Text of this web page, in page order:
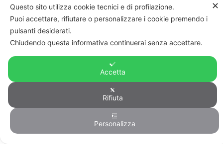
Note legali
Informazioni sul trattamento di dati
personali
Privacy & Cookie Policy
© FIRST CISL - C.F. 80122130588
✕
Questo sito utilizza cookie tecnici e di profilazione.
Puoi accettare, rifiutare o personalizzare i cookie premendo i
pulsanti desiderati.
Chiudendo questa informativa continuerai senza accettare.
Accetta
Rifiuta
Personalizza